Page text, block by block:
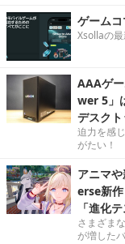
ゲーム
Xsollaの最
AAAゲ
wer 5」
デスクト
迫力を感
がたい！
アニマ
erse新
「進化
さまざま
が増した